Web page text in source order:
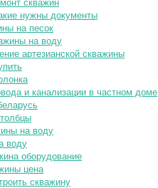
скважин
нужны документы
на песок
на воду
артезианской скважины
и канализации в частном доме
на воду
воду
оборудование
цена
скважину